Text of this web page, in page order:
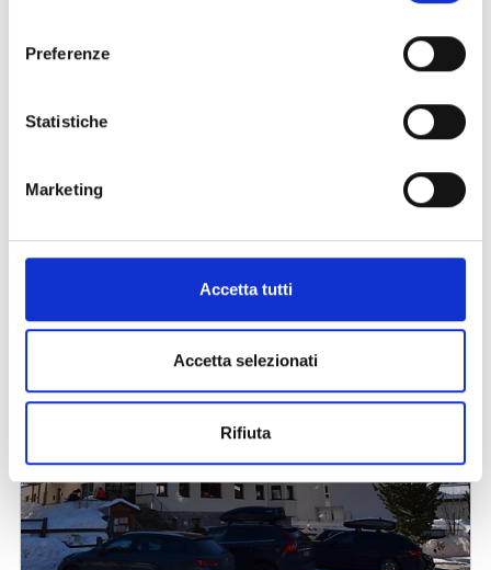
Preferenze
Statistiche
Marketing
Accetta tutti
Accetta selezionati
Rifiuta